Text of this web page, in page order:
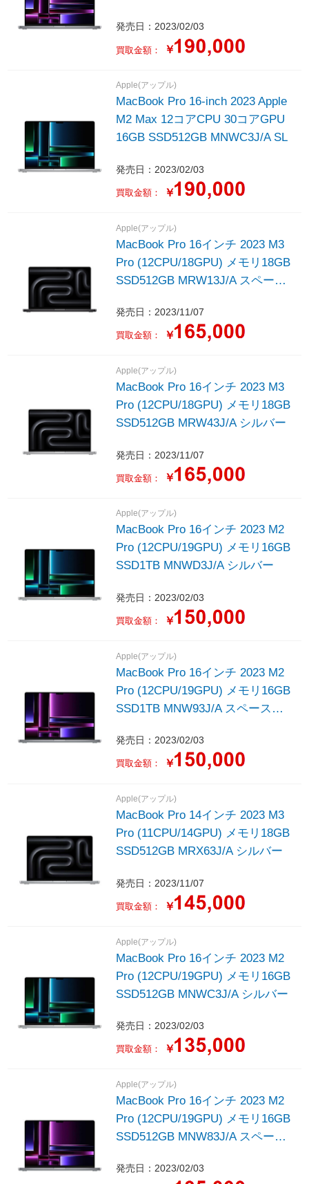
発売日：2023/02/03
買取金額： ￥
Apple(アップル)
MacBook Pro 16-inch 2023 Apple
M2 Max 12コアCPU 30コアGPU
16GB SSD512GB MNWC3J/A SL
発売日：2023/02/03
買取金額： ￥
Apple(アップル)
MacBook Pro 16インチ 2023 M3
Pro (12CPU/18GPU) メモリ18GB
SSD512GB MRW13J/A スペース
発売日：2023/11/07
買取金額： ￥
Apple(アップル)
MacBook Pro 16インチ 2023 M3
Pro (12CPU/18GPU) メモリ18GB
SSD512GB MRW43J/A シルバー
発売日：2023/11/07
買取金額： ￥
Apple(アップル)
MacBook Pro 16インチ 2023 M2
Pro (12CPU/19GPU) メモリ16GB
SSD1TB MNWD3J/A シルバー
発売日：2023/02/03
買取金額： ￥
Apple(アップル)
MacBook Pro 16インチ 2023 M2
Pro (12CPU/19GPU) メモリ16GB
SSD1TB MNW93J/A スペースグ
発売日：2023/02/03
買取金額： ￥
Apple(アップル)
MacBook Pro 14インチ 2023 M3
Pro (11CPU/14GPU) メモリ18GB
SSD512GB MRX63J/A シルバー
発売日：2023/11/07
買取金額： ￥
Apple(アップル)
MacBook Pro 16インチ 2023 M2
Pro (12CPU/19GPU) メモリ16GB
SSD512GB MNWC3J/A シルバー
発売日：2023/02/03
買取金額： ￥
Apple(アップル)
MacBook Pro 16インチ 2023 M2
Pro (12CPU/19GPU) メモリ16GB
SSD512GB MNW83J/A スペース
発売日：2023/02/03